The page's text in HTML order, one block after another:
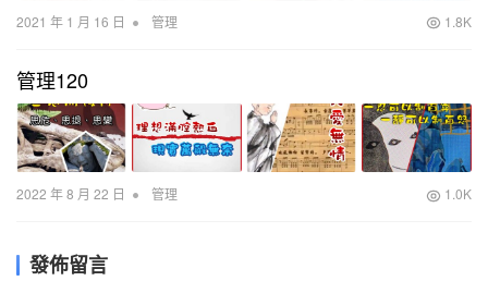
2021 年 1 月 16 日 • 管理 1.8K
管理120
2022 年 8 月 22 日 • 管理 1.0K
發佈留言